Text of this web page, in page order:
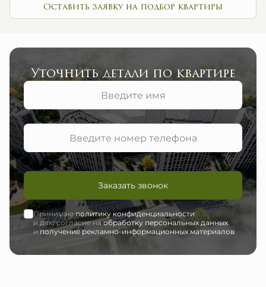
Заказать звонок
и даю согласие наобработку персональных данных
иполучение рекламно-информационных материалов